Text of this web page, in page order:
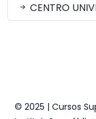
CENTRO
© 2025 | Cursos